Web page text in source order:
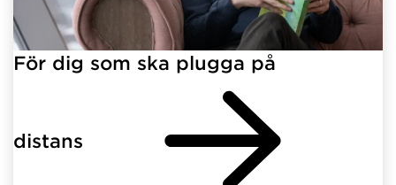
För dig som ska plugga på
distans